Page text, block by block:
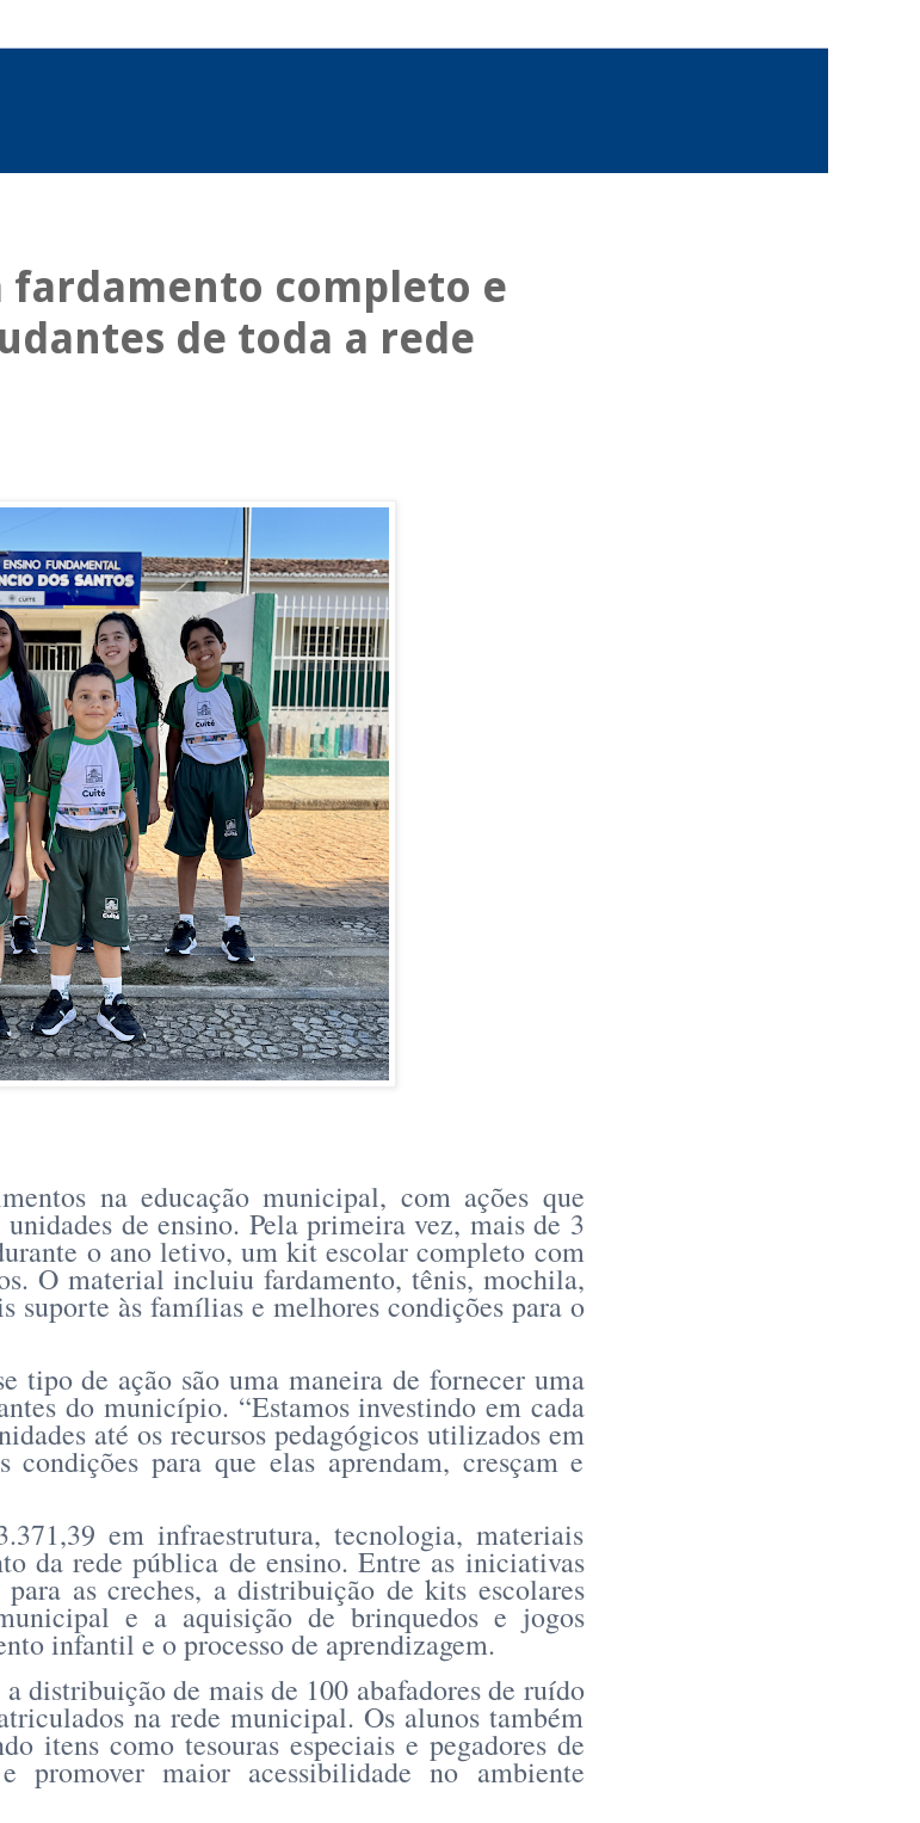
completo e
de toda a rede
na educação municipal, com ações que
de ensino. Pela primeira vez, mais de 3
o ano letivo, um kit escolar completo com
O material incluiu fardamento, tênis, mochila,
suporte às famílias e melhores condições para o
tipo de ação são uma maneira de fornecer uma
do município. “Estamos investindo em cada
até os recursos pedagógicos utilizados em
para que elas aprendam, cresçam e
em infraestrutura, tecnologia, materiais
da rede pública de ensino. Entre as iniciativas
as creches, a distribuição de kits escolares
e a aquisição de brinquedos e jogos
infantil e o processo de aprendizagem.
distribuição de mais de 100 abafadores de ruído
na rede municipal. Os alunos também
itens como tesouras especiais e pegadores de
promover maior acessibilidade no ambiente